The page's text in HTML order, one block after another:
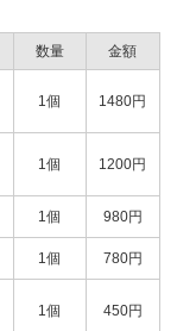
数量 金額
1個 1480円
1個 1200円
1個 980円
1個 780円
1個 450円